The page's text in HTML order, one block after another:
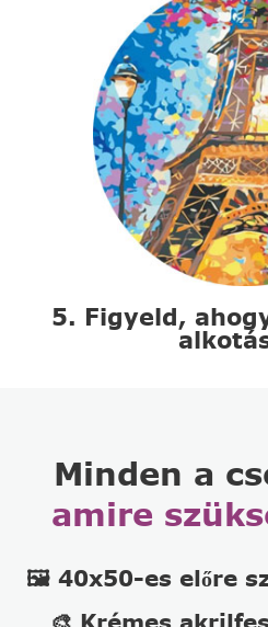
5. Figyeld,
Minden a
amire
🖼️ 40x50-es előre